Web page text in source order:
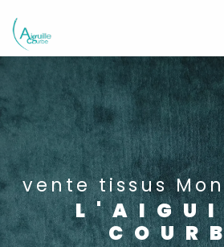
vente tissus